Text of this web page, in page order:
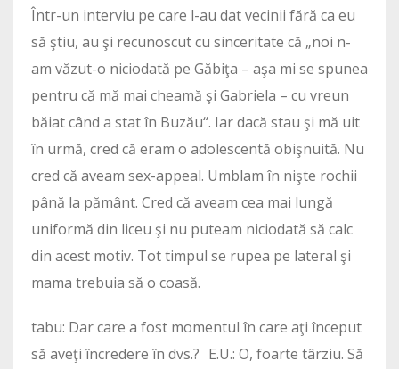
Într-un interviu pe care l-au dat vecinii fără ca eu
să ştiu, au şi recunoscut cu sinceritate că „noi n-
am văzut-o niciodată pe Găbiţa – aşa mi se spunea
pentru că mă mai cheamă şi Gabriela – cu vreun
băiat când a stat în Buzău“. Iar dacă stau şi mă uit
în urmă, cred că eram o adolescentă obişnuită. Nu
cred că aveam sex-appeal. Umblam în nişte rochii
până la pământ. Cred că aveam cea mai lungă
uniformă din liceu şi nu puteam niciodată să calc
din acest motiv. Tot timpul se rupea pe lateral şi
mama trebuia să o coasă.
tabu: Dar care a fost momentul în care aţi început
să aveţi încredere în dvs.? E.U.: O, foarte târziu. Să